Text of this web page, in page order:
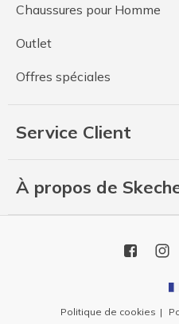
Chaussures pour Homme
Outlet
Offres spéciales
Service Client
À propos de
Politique de cookies